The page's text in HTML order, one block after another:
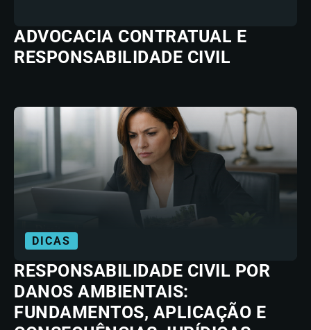
ADVOCACIA CONTRATUAL E
RESPONSABILIDADE CIVIL
DICAS
RESPONSABILIDADE CIVIL POR
DANOS AMBIENTAIS:
FUNDAMENTOS, APLICAÇÃO E